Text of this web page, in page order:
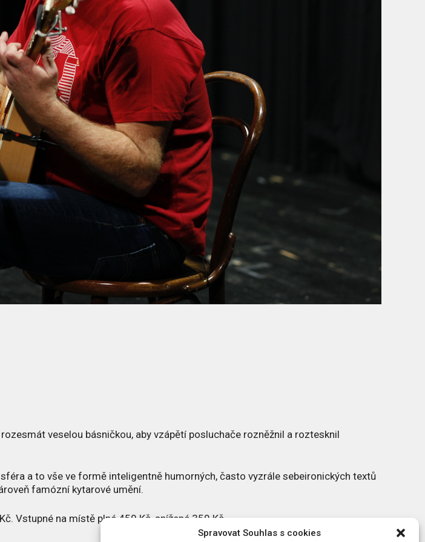
Spravovat Souhlas s cookies
veselou básničkou, aby vzápětí posluchače rozněžnil a roztesknil
a to vše ve formě inteligentně humorných, často vyzrále sebeironických textů
famózní kytarové umění.
Vstupné na místě plné 450 Kč, snížené 350 Kč.